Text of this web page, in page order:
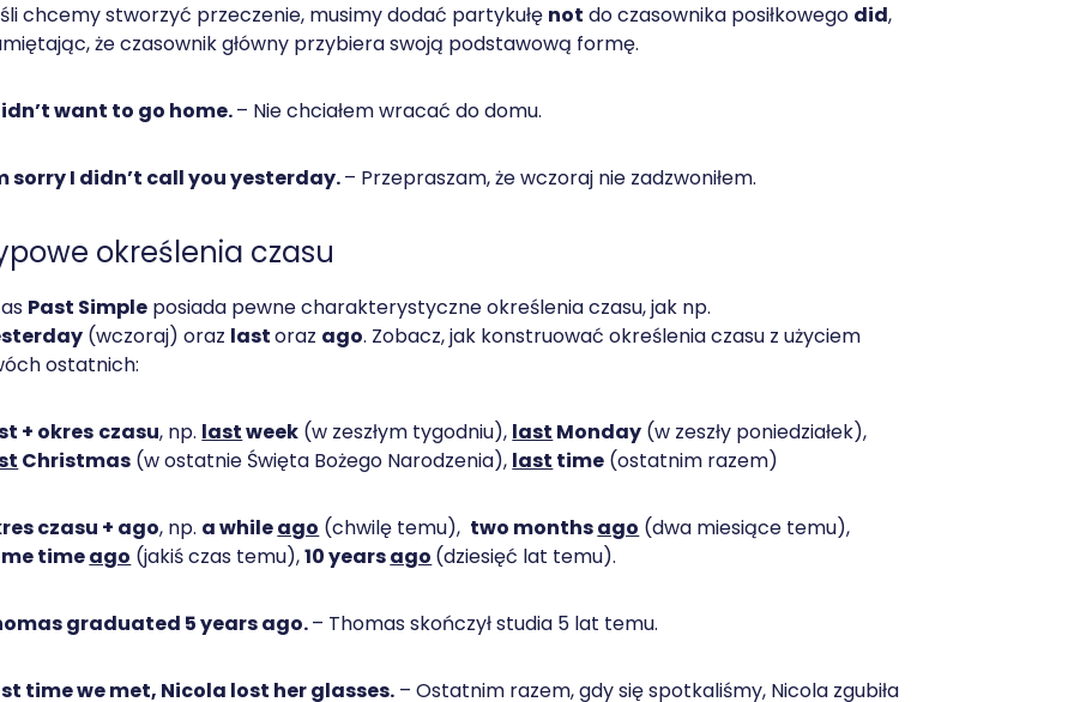
chcemy stworzyć przeczenie, musimy dodać partykułę not do czasownika posiłkowego did,
że czasownik główny przybiera swoją podstawową formę.
want to go home.– Nie chciałem wracać do domu.
sorry I didn’t call you yesterday.– Przepraszam, że wczoraj nie zadzwoniłem.
określenia czasu
Past Simple posiada pewne charakterystyczne określenia czasu, jak np.
(wczoraj) oraz lastoraz ago. Zobacz, jak konstruować określenia czasu z użyciem
ostatnich:
+ okres czasu, np. lastweek (w zeszłym tygodniu), last Monday (w zeszły poniedziałek),
Christmas (w ostatnie Święta Bożego Narodzenia), last time (ostatnim razem)
czasu + ago, np. a whileago (chwilę temu), two monthsago (dwa miesiące temu),
timeago (jakiś czas temu),10 yearsago (dziesięć lat temu).
graduated 5 years ago.– Thomas skończył studia 5 lat temu.
time we met, Nicola lost her glasses. – Ostatnim razem, gdy się spotkaliśmy, Nicola zgubiła